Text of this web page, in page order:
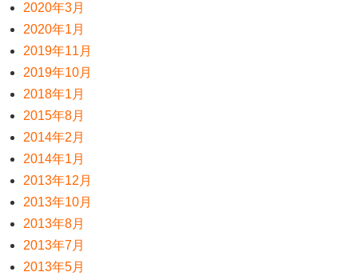
2020年3月
2020年1月
2019年11月
2019年10月
2018年1月
2015年8月
2014年2月
2014年1月
2013年12月
2013年10月
2013年8月
2013年7月
2013年5月